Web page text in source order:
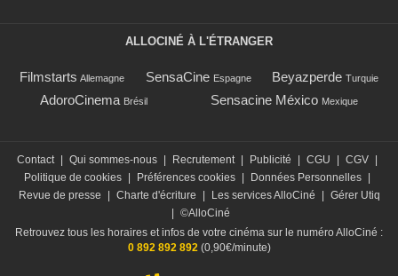
ALLOCINÉ À L'ÉTRANGER
Filmstarts Allemagne SensaCine Espagne Beyazperde Turquie
AdoroCinema Brésil Sensacine México Mexique
Contact Qui sommes-nous Recrutement Publicité CGU CGV
Politique de cookies
Préférences cookies Données Personnelles
Revue de presse
Charte d'écriture Les services AlloCiné
Gérer Utiq
©AlloCiné
Retrouvez tous les horaires et infos de votre cinéma sur le numéro AlloCiné :
0 892 892 892(0,90€/minute)